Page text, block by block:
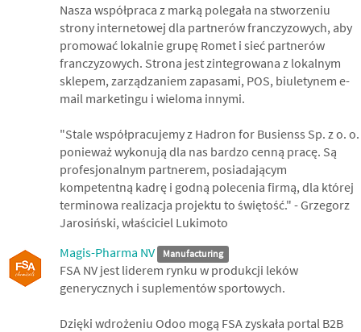
Nasza współpraca z marką polegała na stworzeniu
strony internetowej dla partnerów franczyzowych, aby
promować lokalnie grupę Romet i sieć partnerów
franczyzowych. Strona jest zintegrowana z lokalnym
sklepem, zarządzaniem zapasami, POS, biuletynem e-
mail marketingu i wieloma innymi.
"Stale współpracujemy z Hadron for Busienss Sp. z o. o.
ponieważ wykonują dla nas bardzo cenną pracę. Są
profesjonalnym partnerem, posiadającym
kompetentną kadrę i godną polecenia firmą, dla której
terminowa realizacja projektu to świętość." - Grzegorz
Jarosiński, właściciel Lukimoto
Magis-Pharma NV
Manufacturing
FSA NV jest liderem rynku w produkcji leków
generycznych i suplementów sportowych.
Dzięki wdrożeniu Odoo mogą FSA zyskała portal B2B